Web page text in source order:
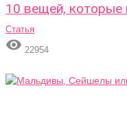
10 вещей, которые
Статья
 22954